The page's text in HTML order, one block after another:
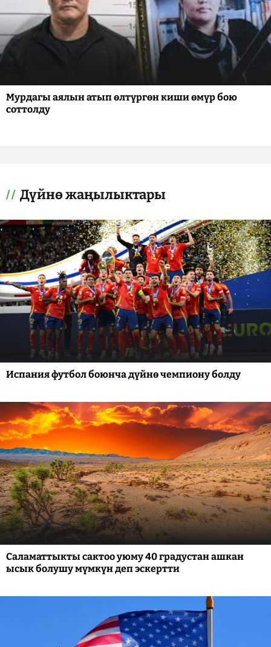
Мурдагы аялын атып өлтүргөн киши өмүр бою
соттолду
Дүйнө жаңылыктары
Испания футбол боюнча дүйнө чемпиону болду
Саламаттыкты сактоо уюму 40 градустан ашкан
ысык болушу мүмкүн деп эскертти